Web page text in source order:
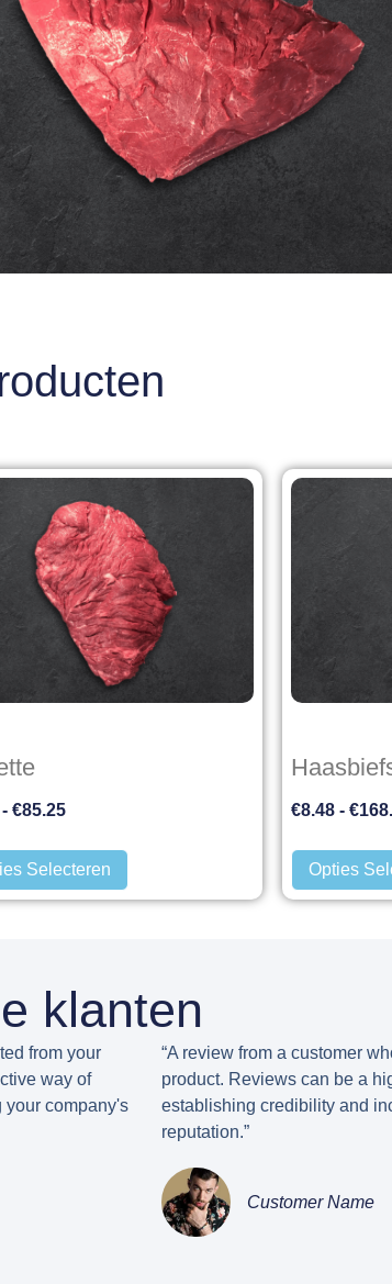
- €85.25
Selecteren
€8.48 - €
Opties
klanten
from your
way of
company's
“A review from a customer
product. Reviews can be a
establishing credibility and
reputation.”
Customer Name